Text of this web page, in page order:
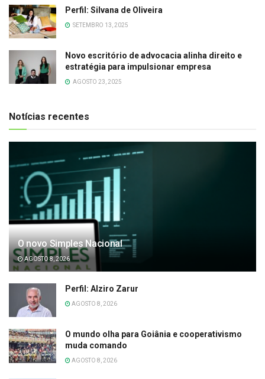
Perfil: Silvana de Oliveira
SETEMBRO 13, 2025
Novo escritório de advocacia alinha direito e
estratégia para impulsionar empresa
AGOSTO 23, 2025
Notícias recentes
O novo Simples Nacional
AGOSTO 8, 2026
Perfil: Alziro Zarur
AGOSTO 8, 2026
O mundo olha para Goiânia e cooperativismo
muda comando
AGOSTO 8, 2026